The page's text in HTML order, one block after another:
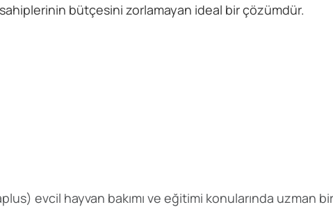
bütçesini zorlamayan ideal bir çözümdür.
) evcil hayvan bakımı ve eğitimi konularında uzman